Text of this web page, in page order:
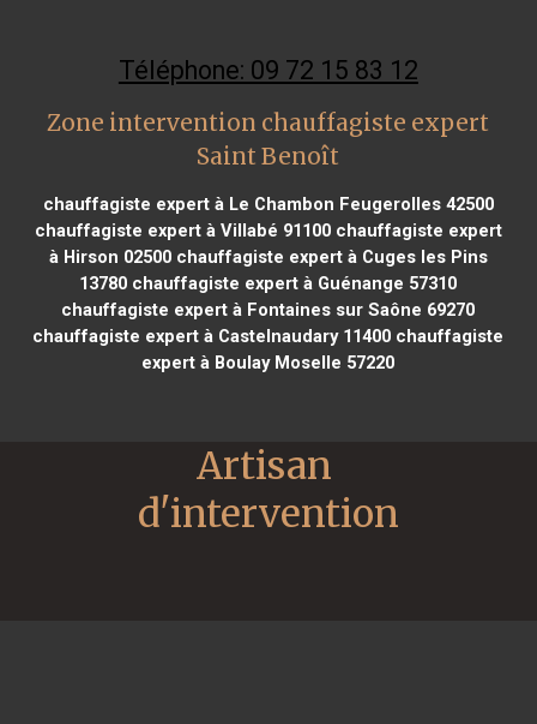
Téléphone: 09 72 15 83 12
Zone intervention chauffagiste expert
Saint Benoît
chauffagiste expert à Le Chambon Feugerolles 42500
chauffagiste expert à Villabé 91100chauffagiste expert
à Hirson 02500chauffagiste expert à Cuges les Pins
13780 chauffagiste expert à Guénange 57310
chauffagiste expert à Fontaines sur Saône 69270
chauffagiste expert à Castelnaudary 11400 chauffagiste
expert à Boulay Moselle 57220
Artisan
d'intervention